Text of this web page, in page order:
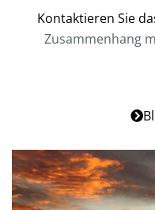
Kontaktieren Sie
Zusammenhang